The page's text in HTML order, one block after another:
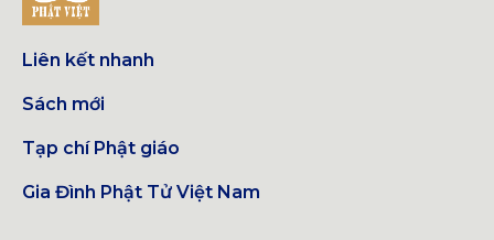
Liên kết nhanh
Sách mới
Tạp chí Phật giáo
Gia Đình Phật Tử Việt Nam